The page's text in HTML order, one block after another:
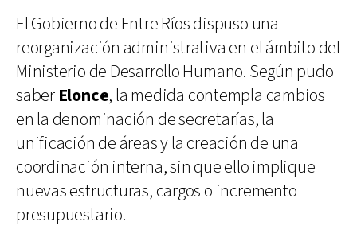
El Gobierno de Entre Ríos dispuso una
reorganización administrativa en el ámbito del
Ministerio de Desarrollo Humano. Según pudo
saber Elonce, la medida contempla cambios
en la denominación de secretarías, la
unificación de áreas y la creación de una
coordinación interna, sin que ello implique
nuevas estructuras, cargos o incremento
presupuestario.